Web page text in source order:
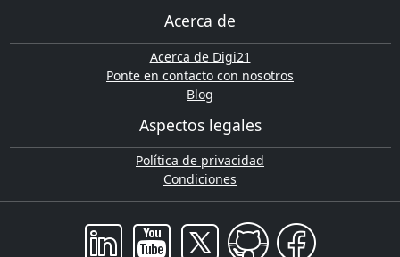
Acerca de
Acerca de Digi21
Ponte en contacto con nosotros
Blog
Aspectos legales
Política de privacidad
Condiciones